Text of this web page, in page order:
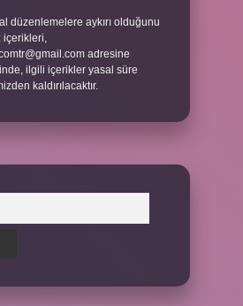
düzenlemelere aykırı olduğunu
içerikleri,
adresine
ilgili içerikler yasal süre
kaldırılacaktır.